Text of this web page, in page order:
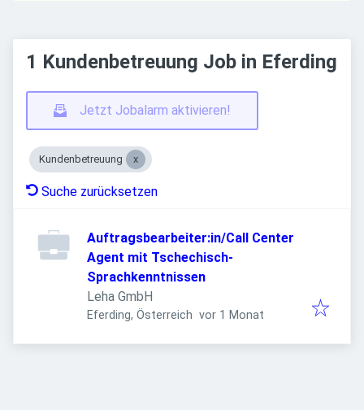
1 Kundenbetreuung Job in Eferding
Jetzt Jobalarm aktivieren!
Kundenbetreuung
Suche zurücksetzen
Auftragsbearbeiter:in/Call Center
Agent mit Tschechisch-
Sprachkenntnissen
Leha GmbH
Eferding, Österreich Veröffentlicht
vor 1 Monat